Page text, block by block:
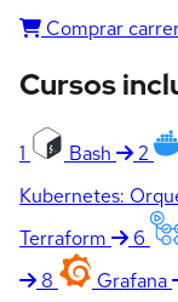
Comprar
Cursos
1 Bash 2
Kubernetes:
Terraform
6
8
Grafana